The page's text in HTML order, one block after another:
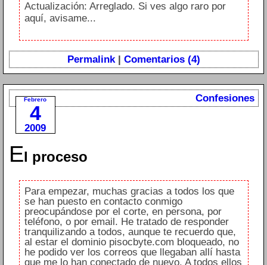
Actualización: Arreglado. Si ves algo raro por
aquí, avisame...
Permalink| Comentarios (4)
Febrero
4
2009
Confesiones
El proceso
Para empezar, muchas gracias a todos los que
se han puesto en contacto conmigo
preocupándose por el corte, en persona, por
teléfono, o por email. He tratado de responder
tranquilizando a todos, aunque te recuerdo que,
al estar el dominio pisocbyte.com bloqueado, no
he podido ver los correos que llegaban allí hasta
que me lo han conectado de nuevo. A todos ellos